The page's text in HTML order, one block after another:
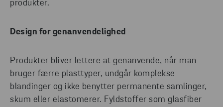
produkter.
Design for genanvendelighed
Produkter bliver lettere at genanvende, når man
bruger færre plasttyper, undgår komplekse
blandinger og ikke benytter permanente samlinger,
skum eller elastomerer. Fyldstoffer som glasfiber